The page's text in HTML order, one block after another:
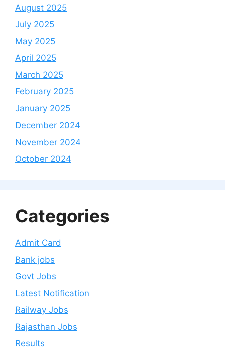
August 2025
July 2025
May 2025
April 2025
March 2025
February 2025
January 2025
December 2024
November 2024
October 2024
Categories
Admit Card
Bank jobs
Govt Jobs
Latest Notification
Railway Jobs
Rajasthan Jobs
Results